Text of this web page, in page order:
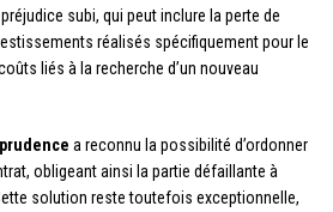
subi, qui peut inclure la perte de
réalisés spécifiquement pour le
liés à la recherche d’un nouveau
a reconnu la possibilité d’ordonner
obligeant ainsi la partie défaillante à
solution reste toutefois exceptionnelle,